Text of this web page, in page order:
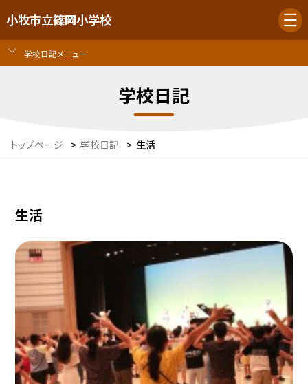
小牧市立篠岡小学校
学校日記メニュー
学校日記
トップページ > 学校日記 > 生活
生活